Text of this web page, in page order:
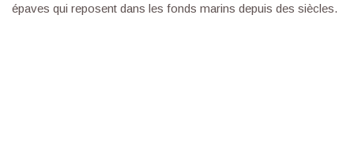
épaves qui reposent dans les fonds marins depuis des siècles.